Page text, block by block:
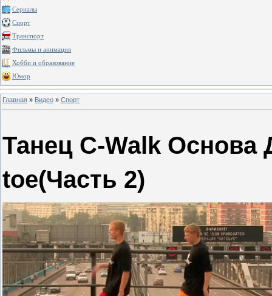
Сериалы
Спорт
Транспорт
Фильмы и анимация
Хобби и образование
Юмор
Главная » Видео » Спорт
Танец C-Walk Основа
toe(Часть 2)